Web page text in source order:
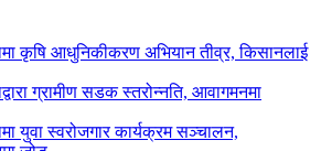
कृषि आधुनिकीकरण अभियान तीव्र, किसानलाई
ग्रामीण सडक स्तरोन्नति, आवागमनमा
युवा स्वरोजगार कार्यक्रम सञ्चालन,